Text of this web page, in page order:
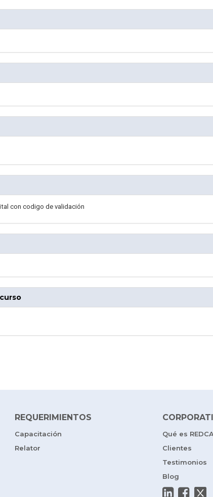
con codigo de validación
REQUERIMIENTOS
Capacitación
Relator
Qué es
Clientes
Testimonios
Blog